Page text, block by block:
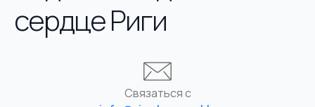
сердце Риги
Связаться с